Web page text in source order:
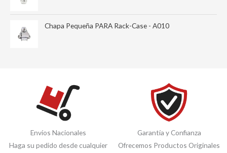
Chapa Pequeña PARA Rack-Case - A010
Envíos Nacionales
Haga su pedido desde cualquier
Garantía y Confianza
Ofrecemos Productos Originales